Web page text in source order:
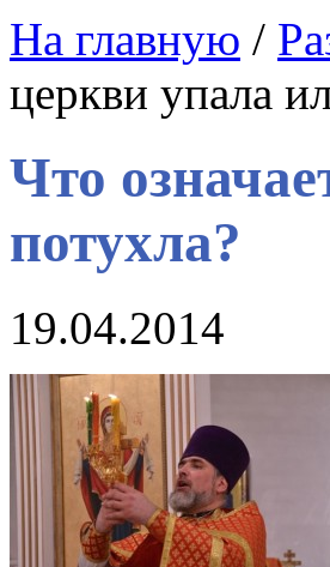
На главную /
церкви упала
Что
потухла?
19.04.2014